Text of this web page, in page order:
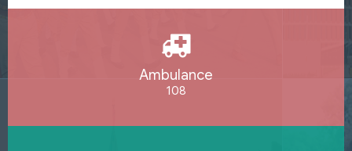
Ambulance
108